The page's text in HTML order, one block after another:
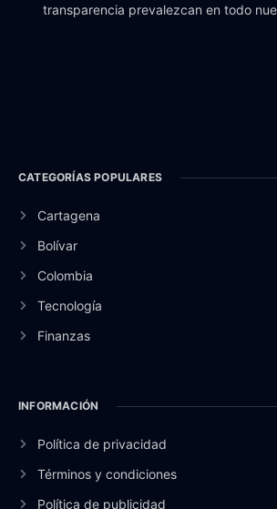
transparencia prevalezcan en todo
CATEGORÍAS POPULARES
Cartagena
Bolívar
Colombia
Tecnología
Finanzas
INFORMACIÓN
Política de privacidad
Términos y condiciones
Política de publicidad